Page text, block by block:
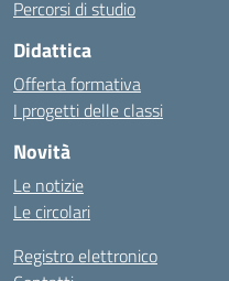
Percorsi di studio
Didattica
Offerta formativa
I progetti delle classi
Novità
Le notizie
Le circolari
Registro elettronico